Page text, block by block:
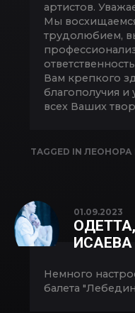
артистов.
Мы
трудолюбием,
Вам крепкого
благополучия и
всех Ваших
TAGGED IN ЛЕОНОРА
01.09.2023
ИСАЕВА
Немного
балета